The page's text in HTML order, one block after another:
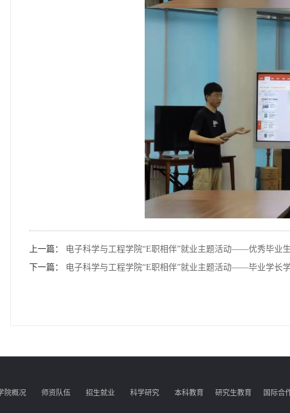
上一篇：
电子科学与工程学院“E职相伴”就业主题活动——优秀毕业
下一篇：
电子科学与工程学院“E职相伴”就业主题活动——毕业学长
院概况 师资队伍 招生就业 科学研究 本科教育 研究生教育 国际合